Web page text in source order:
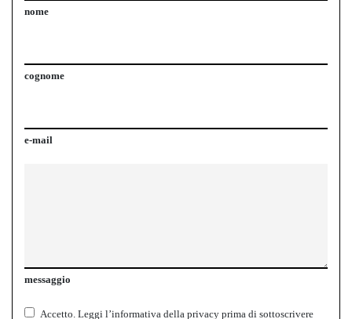
nome
cognome
e-mail
messaggio
Accetto. Leggi l’informativa della privacy prima di sottoscrivere